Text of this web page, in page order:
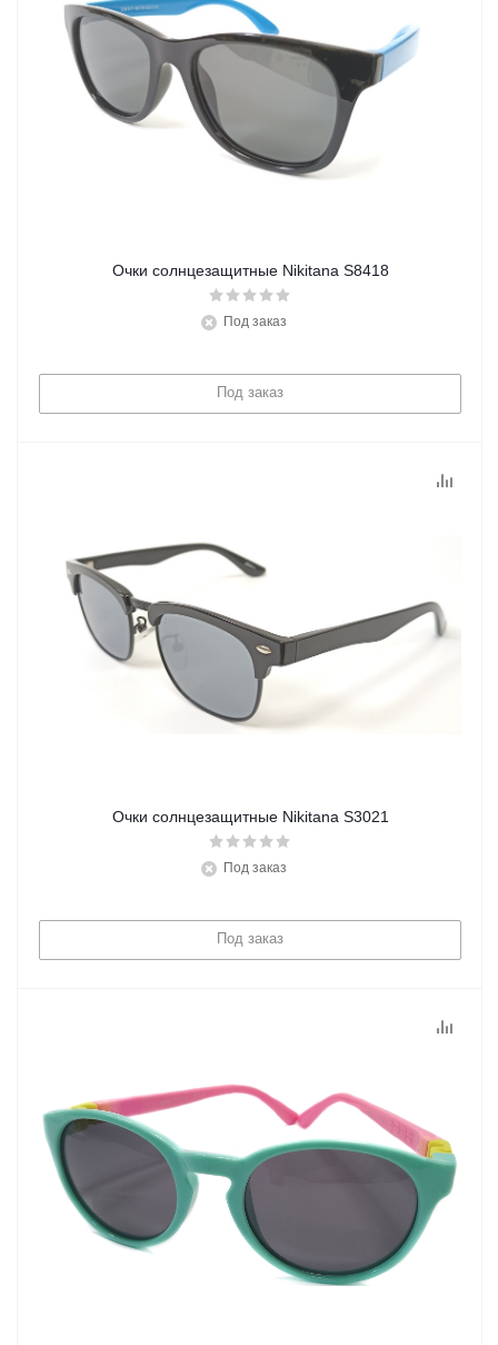
Очки солнцезащитные Nikitana S8418
Под заказ
Под заказ
Очки солнцезащитные Nikitana S3021
Под заказ
Под заказ